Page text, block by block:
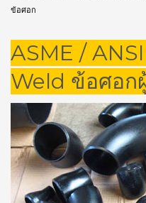
ข้อศอก
ASME /
Weld ข้อศอก